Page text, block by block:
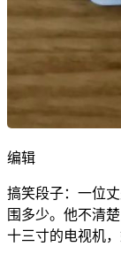
编辑
搞笑段子：一位
围多少。他不清
十三寸的电视机